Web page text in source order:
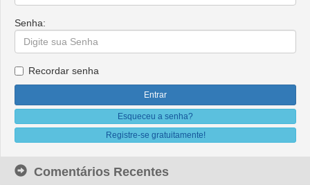
Senha:
Recordar senha
Esqueceu a senha?
Registre-se gratuitamente!
Comentários Recentes